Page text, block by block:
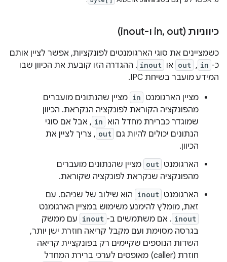
כיווניות (in , out ו-inout)
כשמציינים את סוגי הארגומנטים לפונקציות, אפשר לציין אותם
כ- in
,‏
out או inout . ההגדרה הזו קובעת את הכיוון שבו
המידע מועבר בשיחת IPC.
מציין הארגומנט in מציין שהנתונים מועברים
מהפונקציה הקוראת לפונקציה הנקראת. הכיוון
שמוגדר כברירת מחדל הוא in , אבל אם סוגי
הנתונים יכולים להיות גם out , צריך לציין את
הכיוון.
הארגומנט out מציין שהנתונים מועברים
מהפונקציה שנקראת לפונקציה שקוראת.
הארגומנט inout הוא שילוב של שניהם. עם
זאת, מומלץ להימנע משימוש במציין הארגומנט
inout . אם משתמשים ב- inout עם ממשק
בגרסה מסוימת ועם מקבל קריאה חוזרת ישן יותר,
השדות הנוספים שקיימים רק בפונקציית קריאה
חוזרת (caller) מאופסים לערכי ברירת המחדל